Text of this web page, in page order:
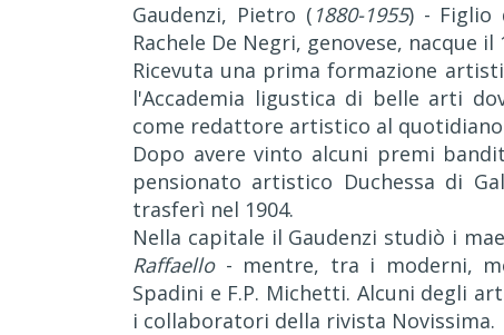
Gaudenzi, Pietro ( 1880-1955) - Figlio
Rachele De Negri, genovese, nacque il
Ricevuta una prima formazione
l'Accademia ligustica di belle arti
come redattore artistico al quotidiano
Dopo avere vinto alcuni premi
pensionato artistico Duchessa di
trasferì nel 1904.
Nella capitale il Gaudenzi studiò i
Raffaello- mentre, tra i moderni,
Spadini e F.P. Michetti. Alcuni degli
i collaboratori della rivista Novissima.